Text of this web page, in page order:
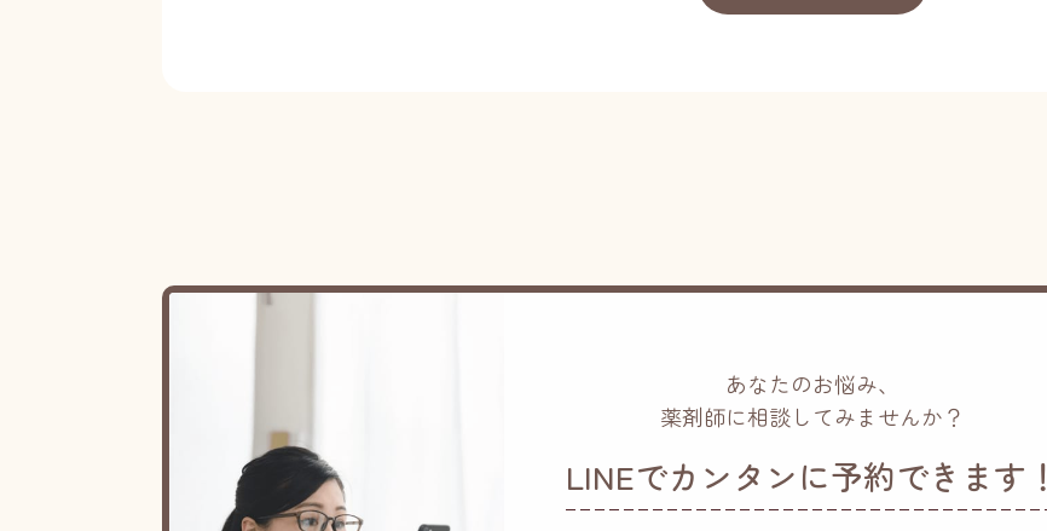
あなたのお悩み、
薬剤師に相談してみませんか？
LINEでカンタンに予約できます！